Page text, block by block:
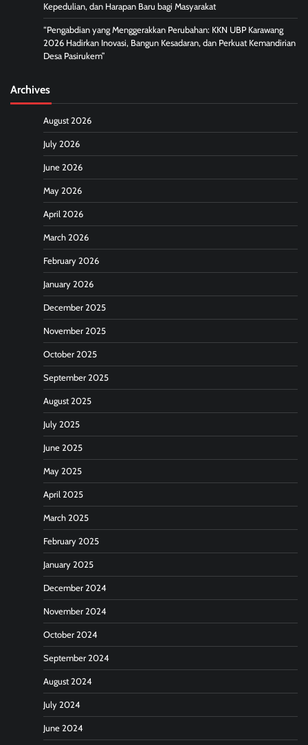
Kepedulian, dan Harapan Baru bagi Masyarakat
“Pengabdian yang Menggerakkan Perubahan: KKN UBP Karawang
2026 Hadirkan Inovasi, Bangun Kesadaran, dan Perkuat Kemandirian
Desa Pasirukem”
Archives
August 2026
July 2026
June 2026
May 2026
April 2026
March 2026
February 2026
January 2026
December 2025
November 2025
October 2025
September 2025
August 2025
July 2025
June 2025
May 2025
April 2025
March 2025
February 2025
January 2025
December 2024
November 2024
October 2024
September 2024
August 2024
July 2024
June 2024